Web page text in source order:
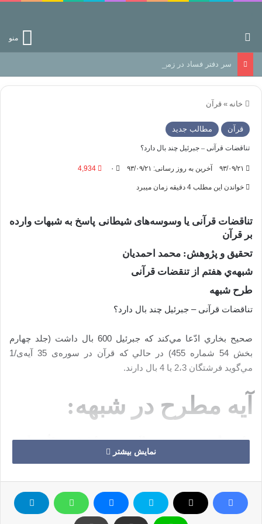
منو
سر دفتر فساد در زمین‌، دوری وکناره‌گیری از راه خداست‌!
خانه » قرآن
قرآن مطالب جدید
تناقضات قرآنی – جبرئیل چند بال دارد؟
۹۳/۰۹/۲۱ آخرین به روز رسانی: ۹۳/۰۹/۲۱ ۰ 4,934
خواندن این مطلب 4 دقیقه زمان میبرد
تناقضات قرآنی یا وسوسه‌های شیطانی پاسخ به شبهات وارده
بر قرآن
تحقیق و پژوهش: محمد احمدیان
شبهه‌ي هفتم از تنقضات قرآنی
طرح شبهه
تناقضات قرآنی – جبرئیل چند بال دارد؟
صحيح بخاري ادّعا مي‌كند كه جبرئيل 600 بال داشت (جلد چهارم
بخش 54 شماره 455) در حالي كه قرآن در سوره‌ی 35 آيه‌ی/1
مي‌گويد فرشتگان 2،3 يا 4 بال دارند.
آيه مطرح در شبهه:
«الْحَمْدُ لِلَّهِ فَاطِرِ السَّمَاوَاتِ وَالْأَرْضِ جَاعِلِ الْمَلَائِكَةِ رُسُلاً أُولِي أَجْنِحَةٍ
مَّثْنَى وَثُلَاثَ وَرُبَاعَ يَزِيدُ فِي الْخَلْقِ مَا يَشَاءُ إِنَّ اللَّهَ عَلَى كُلِّ شَيْءٍ
« ستايش خداوندي را سزا است كه آفريننده آسمانها و زمين است، و
فرشتگان را با بالهاي دوتا دوتا، و سه‌تا سه‌تا، و چهارتا چهارتائي كه
نمایش بیشتر